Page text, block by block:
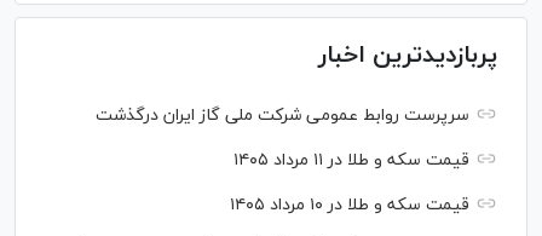
پربازدیدترین اخبار
سرپرست روابط عمومی شرکت ملی گاز ایران درگذشت
قیمت سکه و طلا در ۱۱ مرداد ۱۴۰۵
قیمت سکه و طلا در ۱۰ مرداد ۱۴۰۵